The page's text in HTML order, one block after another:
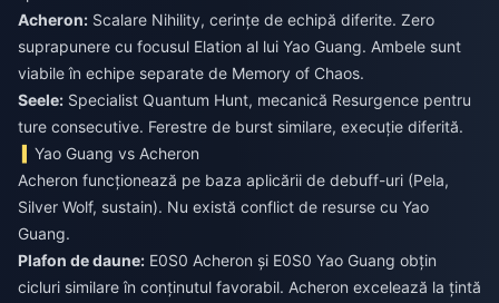
Acheron: Scalare Nihility, cerințe de echipă diferite. Zero
suprapunere cu focusul Elation al lui Yao Guang. Ambele sunt
viabile în echipe separate de Memory of Chaos.
Seele: Specialist Quantum Hunt, mecanică Resurgence pentru
ture consecutive. Ferestre de burst similare, execuție diferită.
Yao Guang vs Acheron
Acheron funcționează pe baza aplicării de debuff-uri (Pela,
Silver Wolf, sustain). Nu există conflict de resurse cu Yao
Guang.
Plafon de daune: E0S0 Acheron și E0S0 Yao Guang obțin
cicluri similare în conținutul favorabil. Acheron excelează la țintă